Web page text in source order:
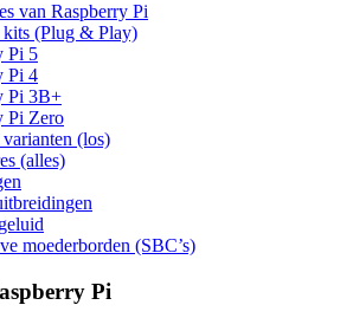
van Raspberry Pi
kits (Plug & Play)
Pi 5
Pi 4
Pi 3B+
Pi Zero
(los)
(alles)
moederborden (SBC’s)
Pi